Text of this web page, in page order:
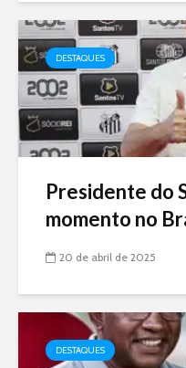
DESTAQUES
Presidente do
momento no
20 de abril de 2025
DESTAQUES